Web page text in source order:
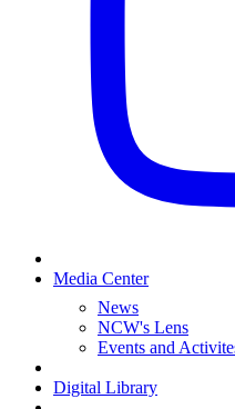
Media Center
News
NCW's Lens
Events and
Digital Library